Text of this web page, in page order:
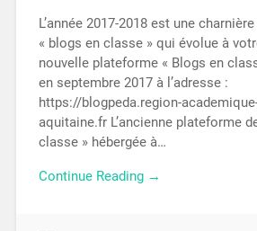
L’année 2017-2018 est une
« blogs en classe » qui évolue à
nouvelle plateforme « Blogs en
en septembre 2017 à l’adresse :
https://blogpeda.region-
aquitaine.fr L’ancienne plateforme
classe » hébergée à…
Continue Reading →